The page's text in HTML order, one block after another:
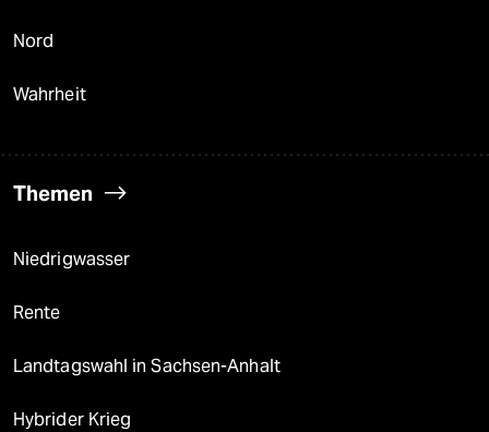
Nord
Wahrheit
Themen
Niedrigwasser
Rente
Landtagswahl in Sachsen-Anhalt
Hybrider Krieg